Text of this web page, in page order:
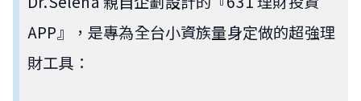
APP』，是專為全台小資族量身定做的超強理
財工具：